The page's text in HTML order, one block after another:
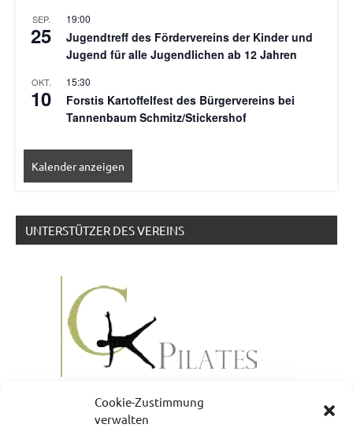
Cookie-Zustimmung
verwalten
SEP.
25
19:00
Jugendtreff des Fördervereins der Kinder und
Jugend für alle Jugendlichen ab 12 Jahren
OKT.
10
15:30
Forstis Kartoffelfest des Bürgervereins bei
Tannenbaum Schmitz/Stickershof
Kalender anzeigen
UNTERSTÜTZER DES VEREINS